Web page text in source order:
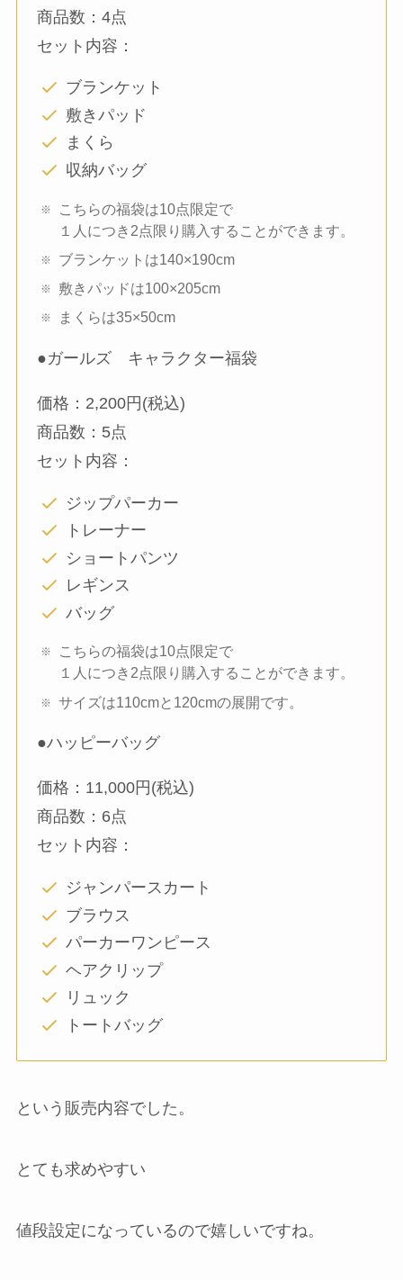
商品数：4点
セット内容：
ブランケット
敷きパッド
まくら
収納バッグ
こちらの福袋は10点限定で
１人につき2点限り購入することができます。
ブランケットは140×190cm
敷きパッドは100×205cm
まくらは35×50cm
●ガールズ キャラクター福袋
価格：2,200円(税込)
商品数：5点
セット内容：
ジップパーカー
トレーナー
ショートパンツ
レギンス
バッグ
こちらの福袋は10点限定で
１人につき2点限り購入することができます。
サイズは110cmと120cmの展開です。
●ハッピーバッグ
価格：11,000円(税込)
商品数：6点
セット内容：
ジャンパースカート
ブラウス
パーカーワンピース
ヘアクリップ
リュック
トートバッグ
という販売内容でした。
とても求めやすい
値段設定になっているので嬉しいですね。